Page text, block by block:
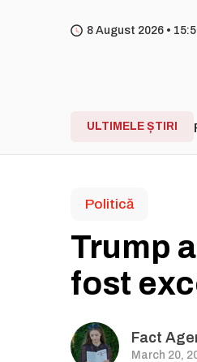
8 August 2026 • 15
ULTIMELE ȘTIRI
Politică
Trump
fost
Fact
March 20,